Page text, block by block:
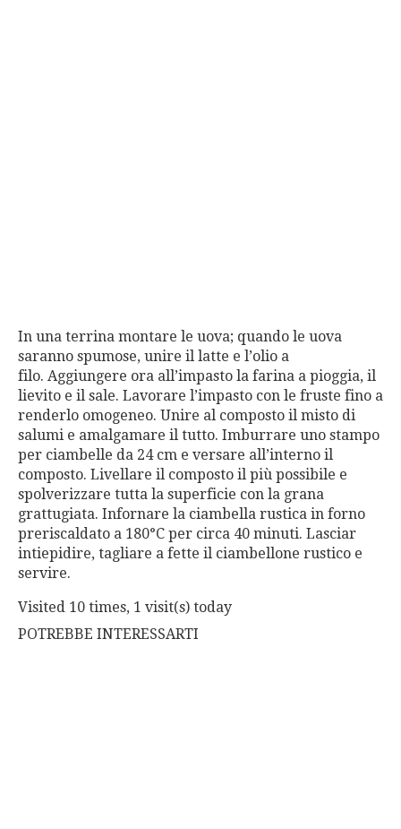
In una terrina montare le uova; quando le uova
saranno spumose, unire il latte e l’olio a
filo. Aggiungere ora all’impasto la farina a pioggia, il
lievito e il sale. Lavorare l’impasto con le fruste fino a
renderlo omogeneo. Unire al composto il misto di
salumi e amalgamare il tutto. Imburrare uno stampo
per ciambelle da 24 cm e versare all’interno il
composto. Livellare il composto il più possibile e
spolverizzare tutta la superficie con la grana
grattugiata. Infornare la ciambella rustica in forno
preriscaldato a 180°C per circa 40 minuti. Lasciar
intiepidire, tagliare a fette il ciambellone rustico e
servire.
Visited 10 times, 1 visit(s) today
POTREBBE INTERESSARTI